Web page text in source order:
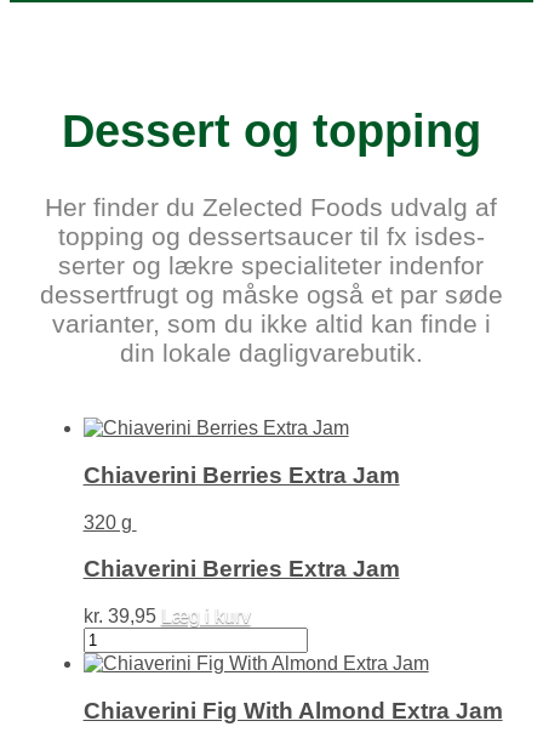
Dessert og topping
Her finder du Zelected Foods udvalg af
topping og dessert­saucer til fx isdes­
serter og lækre speciali­teter indenfor
dessert­frugt og måske også et par søde
varianter, som du ikke altid kan finde i
din lokale daglig­varebutik.
Chiaverini Berries Extra Jam
320 g
Chiaverini Berries Extra Jam
kr. 39,95
Læg i kurv
Chiaverini
Berries
Jam
antal
Chiaverini Fig With Almond Extra Jam